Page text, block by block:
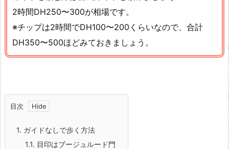
2時間DH250〜300が相場です。
※チップは2時間でDH100〜200くらいなので、合計
DH350〜500ほどみておきましょう。
目次
1. ガイドなしで歩く方法
1.1. 目印はブージュルード門